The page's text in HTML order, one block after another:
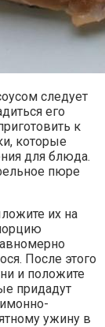
следует
его
к
которые
для блюда.
пюре
их на
После этого
и положите
придадут
ужину в